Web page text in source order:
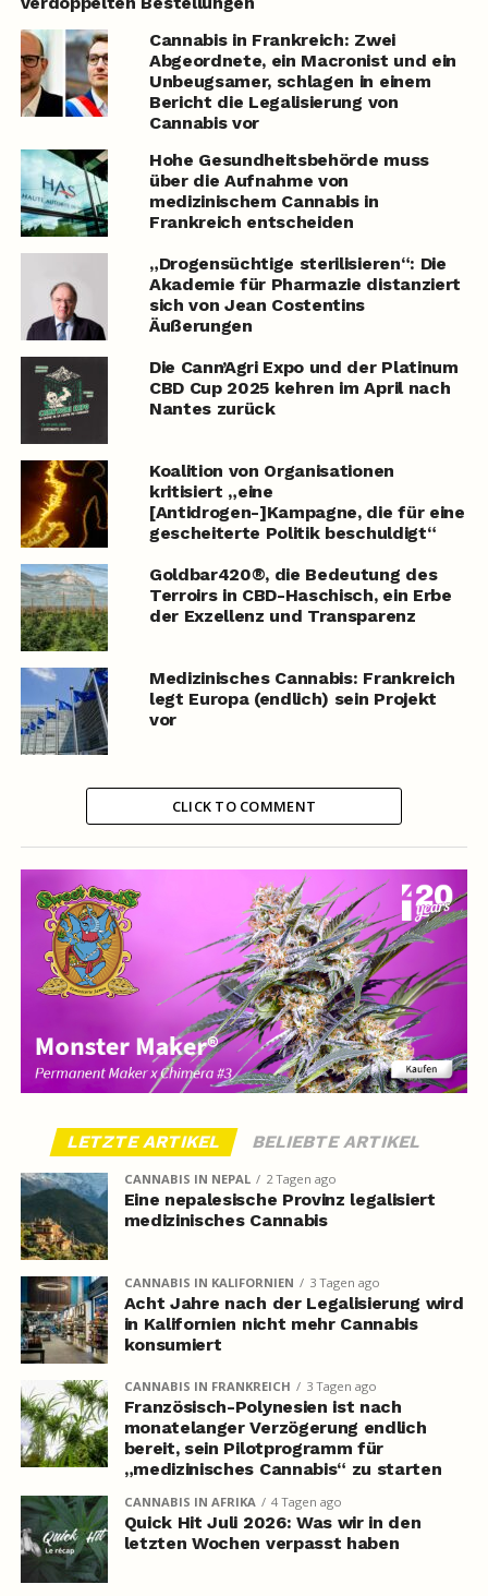
Cannabis in Frankreich: Zwei
Abgeordnete, ein Macronist und ein
Unbeugsamer, schlagen in einem
Bericht die Legalisierung von
Cannabis vor
Hohe Gesundheitsbehörde muss
über die Aufnahme von
medizinischem Cannabis in
Frankreich entscheiden
„Drogensüchtige sterilisieren“: Die
Akademie für Pharmazie distanziert
sich von Jean Costentins
Äußerungen
Die Cann’Agri Expo und der Platinum
CBD Cup 2025 kehren im April nach
Nantes zurück
Koalition von Organisationen
kritisiert „eine
[Antidrogen-]Kampagne, die für eine
gescheiterte Politik beschuldigt“
Goldbar420®, die Bedeutung des
Terroirs in CBD-Haschisch, ein Erbe
der Exzellenz und Transparenz
Medizinisches Cannabis: Frankreich
legt Europa (endlich) sein Projekt
vor
CLICK TO COMMENT
LETZTE ARTIKEL BELIEBTE ARTIKEL
CANNABIS IN NEPAL 2 Tagen ago
Eine nepalesische Provinz legalisiert
medizinisches Cannabis
CANNABIS IN KALIFORNIEN 3 Tagen ago
Acht Jahre nach der Legalisierung wird
in Kalifornien nicht mehr Cannabis
konsumiert
CANNABIS IN FRANKREICH 3 Tagen ago
Französisch-Polynesien ist nach
monatelanger Verzögerung endlich
bereit, sein Pilotprogramm für
„medizinisches Cannabis“ zu starten
CANNABIS IN AFRIKA 4 Tagen ago
Quick Hit Juli 2026: Was wir in den
letzten Wochen verpasst haben